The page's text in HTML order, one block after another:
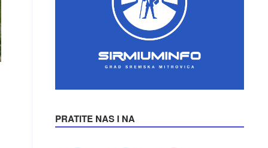
PRATITE NAS I NA